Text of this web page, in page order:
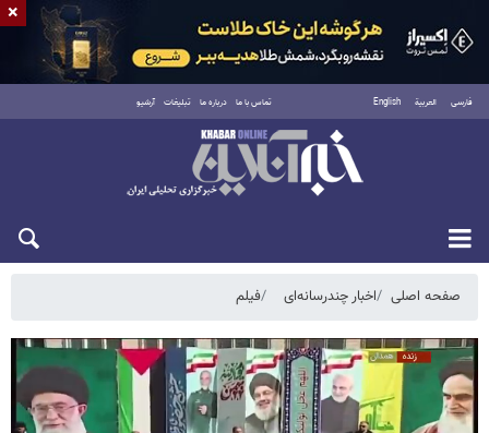
فارسی العربية English تماس با ما درباره ما تبلیغات آرشیو
یکشنبه ۱۸ مرداد ۱۴۰۵
صفحه اصلی اخبار چندرسانه‌ای فیلم
×